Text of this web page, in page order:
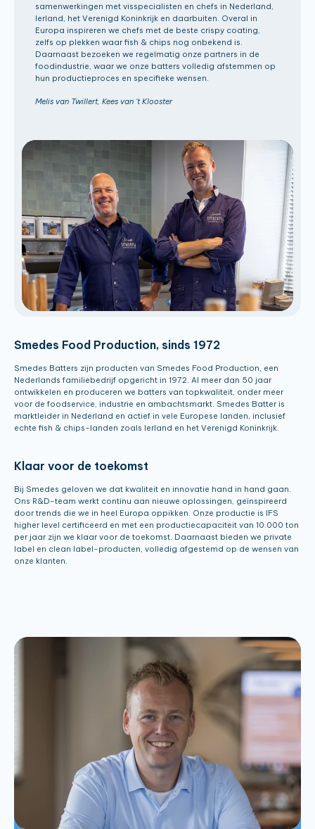
samenwerkingen met visspecialisten en chefs in Nederland,
Ierland, het Verenigd Koninkrijk en daarbuiten. Overal in
Europa inspireren we chefs met de beste crispy coating,
zelfs op plekken waar fish & chips nog onbekend is.
Daarnaast bezoeken we regelmatig onze partners in de
foodindustrie, waar we onze batters volledig afstemmen op
hun productieproces en specifieke wensen.
Melis van Twillert, Kees van 't Klooster
Smedes Food Production, sinds 1972
Smedes Batters zijn producten van Smedes Food Production, een
Nederlands familiebedrijf opgericht in 1972. Al meer dan 50 jaar
ontwikkelen en produceren we batters van topkwaliteit, onder meer
voor de foodservice, industrie en ambachtsmarkt. Smedes Batter is
marktleider in Nederland en actief in vele Europese landen, inclusief
echte fish & chips-landen zoals Ierland en het Verenigd Koninkrijk.
Klaar voor de toekomst
Bij Smedes geloven we dat kwaliteit en innovatie hand in hand gaan.
Ons R&D-team werkt continu aan nieuwe oplossingen, geïnspireerd
door trends die we in heel Europa oppikken. Onze productie is IFS
higher level certificeerd en met een productiecapaciteit van 10.000 ton
per jaar zijn we klaar voor de toekomst. Daarnaast bieden we private
label en clean label-producten, volledig afgestemd op de wensen van
onze klanten.